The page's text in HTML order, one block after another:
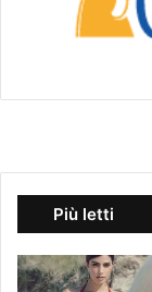
Più letti